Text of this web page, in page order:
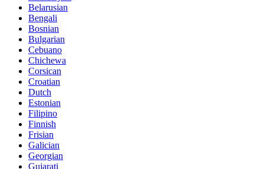
Belarusian
Bengali
Bosnian
Bulgarian
Cebuano
Chichewa
Corsican
Croatian
Dutch
Estonian
Filipino
Finnish
Frisian
Galician
Georgian
Gujarati